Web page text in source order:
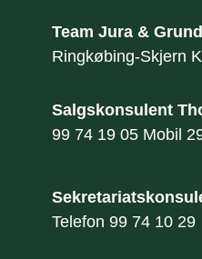
Team Jura &
​Ringkøbing-Skjern
Salgskonsulent
99 74 19 05Mobil
​Telefon 99 74 10 29